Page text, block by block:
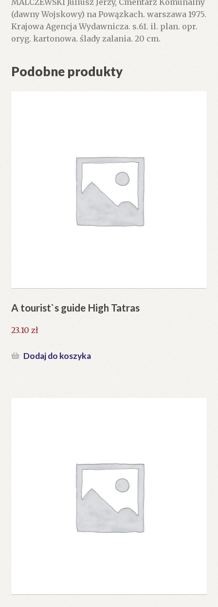
(dawny Wojskowy) na Powązkach. warszawa 1975.
Krajowa Agencja Wydawnicza. s.61. il. plan. opr.
oryg. kartonowa. ślady zalania. 20 cm.
Podobne produkty
A tourist`s guide High Tatras
23.10 zł
Dodaj do koszyka